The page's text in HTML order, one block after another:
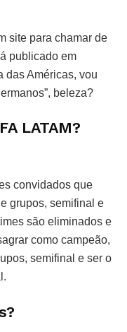
site para chamar de
publicado em
das Américas, vou
beleza?
LATAM?
convidados que
grupos, semifinal e
são eliminados e
como campeão,
semifinal e ser o